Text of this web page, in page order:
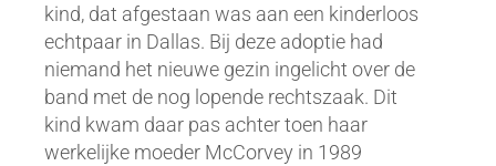
kind, dat afgestaan was aan een kinderloos
echtpaar in Dallas. Bij deze adoptie had
niemand het nieuwe gezin ingelicht over de
band met de nog lopende rechtszaak. Dit
kind kwam daar pas achter toen haar
werkelijke moeder McCorvey in 1989